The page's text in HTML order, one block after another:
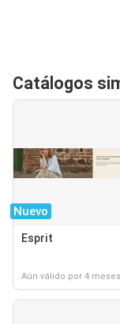
Catálogos
Nuevo
Esprit
Aún válido por 4 meses